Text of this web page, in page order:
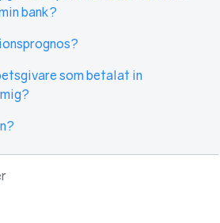
bank?
som betalat in